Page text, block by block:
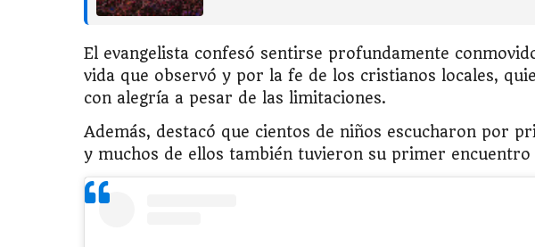
El evangelista confesó sentirse profundamente
vida que observó y por la fe de los cristianos locales,
con alegría a pesar de las limitaciones.
Además, destacó que cientos de niños escucharon por
y muchos de ellos también tuvieron su primer encuentro